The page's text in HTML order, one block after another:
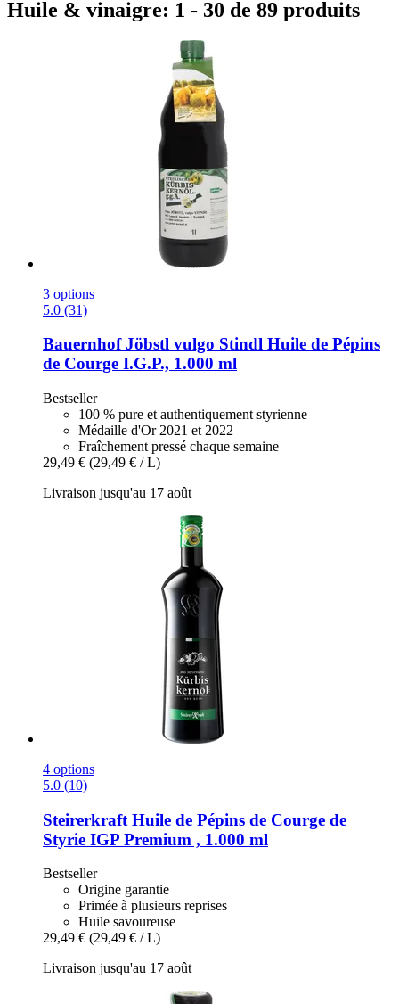
Huile & vinaigre: 1 - 30 de 89 produits
3 options
5.0 (31)
Bauernhof Jöbstl vulgo Stindl Huile de Pépins
de Courge I.G.P., 1.000 ml
Bestseller
100 % pure et authentiquement styrienne
Médaille d'Or 2021 et 2022
Fraîchement pressé chaque semaine
29,49 € (29,49 € / L)
Livraison jusqu'au 17 août
4 options
5.0 (10)
Steirerkraft Huile de Pépins de Courge de
Styrie IGP Premium , 1.000 ml
Bestseller
Origine garantie
Primée à plusieurs reprises
Huile savoureuse
29,49 € (29,49 € / L)
Livraison jusqu'au 17 août